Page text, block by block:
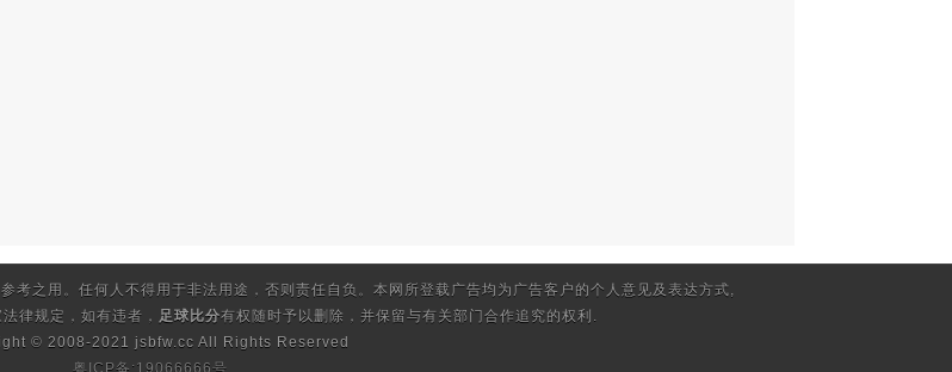
考之用。任何人不得用于非法用途，否则责任自负。本网所登载广告均为广告客户的个人意见及表达方式,
律规定，如有违者， 足球比分有权随时予以删除，并保留与有关部门合作追究的权利.
© 2008-2021 jsbfw.cc All Rights Reserved
粤ICP备:19066666号